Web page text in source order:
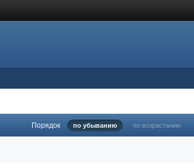
Порядок по убыванию по возрастанию